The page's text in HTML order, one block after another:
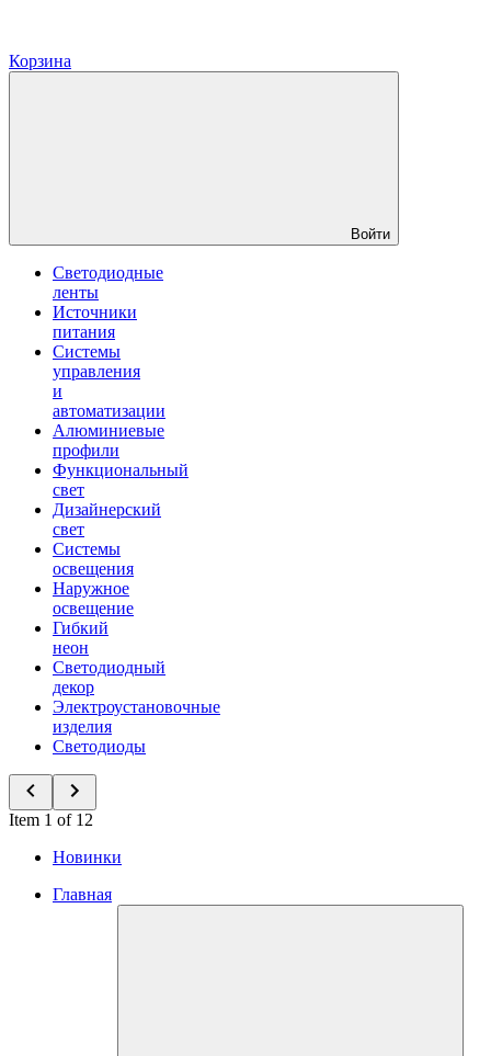
Корзина
Войти
Светодиодные
ленты
Источники
питания
Системы
управления
и
автоматизации
Алюминиевые
профили
Функциональный
свет
Дизайнерский
свет
Системы
освещения
Наружное
освещение
Гибкий
неон
Светодиодный
декор
Электроустановочные
изделия
Светодиоды
Item 1 of 12
Новинки
Главная